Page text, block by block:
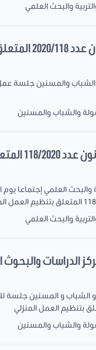
والبحث العلمي
المنزلي
والشباب والمسنين
العمل المنزلي
والبحث العلمي
الدراسات
و المسنين جلسة
والشباب والمسنين